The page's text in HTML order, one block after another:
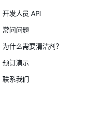
开发人员 API
常问问题
为什么需要清洁剂？
预订演示
联系我们